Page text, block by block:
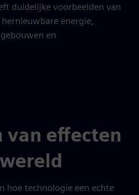
duidelijke voorbeelden van
energie,
en
van effecten
hoe technologie een echte